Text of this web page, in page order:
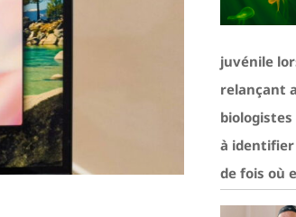
juvénile
relançant
biologistes
à
de fois où